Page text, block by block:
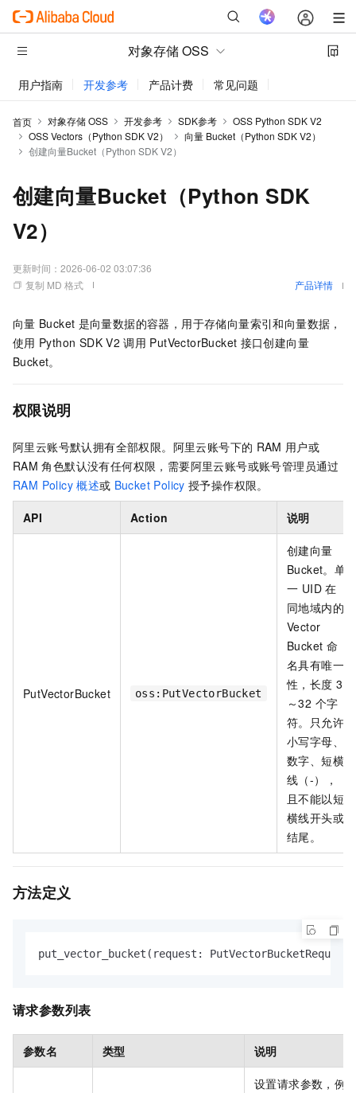
对象存储 OSS
用户指南 开发参考 产品计费 常见问题
首页 对象存储 OSS 开发参考 SDK参考
OSS Python SDK V2
OSS Vectors（Python SDK V2）
向量 Bucket（Python SDK V2）
创建向量Bucket（Python SDK V2）
创建向量Bucket（Python SDK
V2）
更新时间： 2026-06-02 03:07:36
复制 MD 格式
产品详情
向量 Bucket 是向量数据的容器，用于存储向量索引和向量数据，
使用 Python SDK V2 调用 PutVectorBucket 接口创建向量
Bucket。
权限说明
阿里云账号默认拥有全部权限。阿里云账号下的 RAM 用户或
RAM 角色默认没有任何权限，需要阿里云账号或账号管理员通过
RAM Policy 概述或 Bucket Policy 授予操作权限。
API Action 说明
PutVectorBucket oss:PutVectorBucket
创建向量
Bucket。单
一 UID 在
同地域内的
Vector
Bucket 命
名具有唯一
性，长度 3
～32 个字
符。只允许
小写字母、
数字、短横
线（-），
且不能以短
横线开头或
结尾。
方法定义
put_vector_bucket(request:
请求参数列表
参数名 类型 说明
设置请求参数，例